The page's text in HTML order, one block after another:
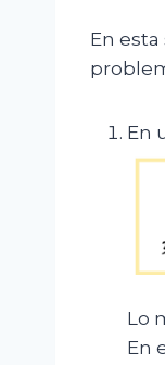
En
En
Lo
En